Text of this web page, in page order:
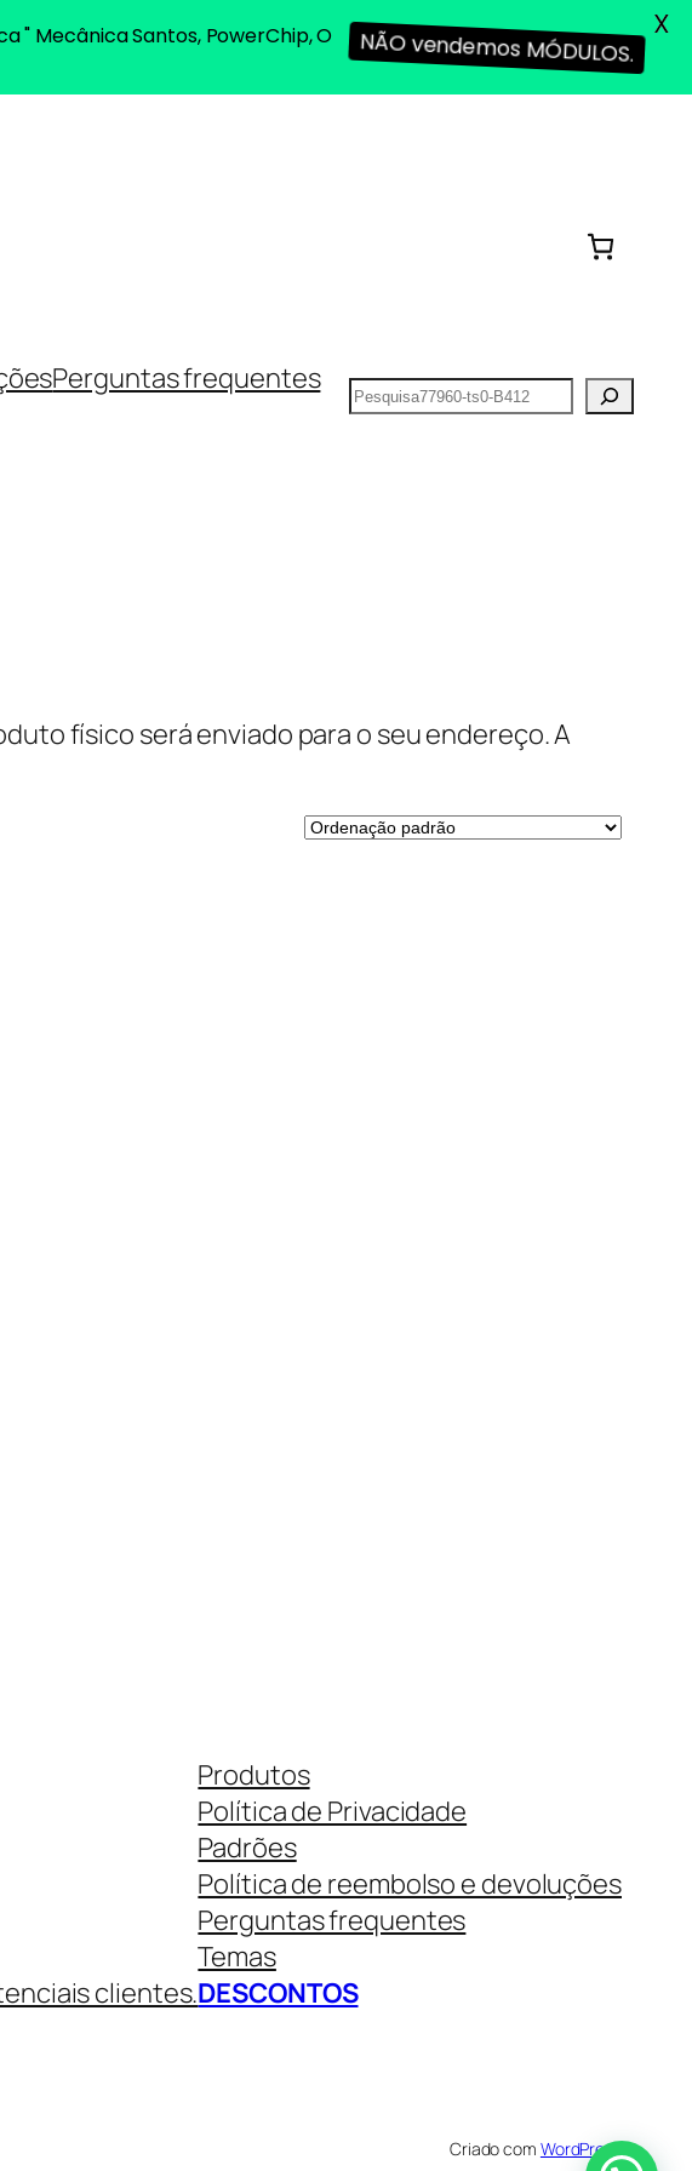
Perguntas frequentes
Pesquisar
físico será enviado para o seu endereço. A
clientes.
Produtos
Política de Privacidade
Padrões
Política de reembolso e devoluções
Perguntas frequentes
Temas
DESCONTOS
Criado com WordPress
" Mecânica Santos, PowerChip, O
NÃO vendemos MÓDULOS.
X